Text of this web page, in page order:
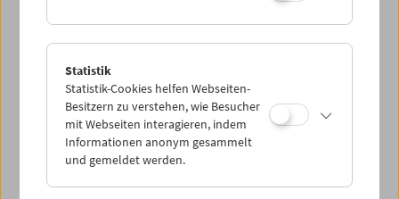
So 14.3.
PROGRAMM ÜBERBLICK
Statistik
Statistik-Cookies helfen Webseiten-
Besitzern zu verstehen, wie Besucher
mit Webseiten interagieren, indem
Informationen anonym gesammelt
und gemeldet werden.